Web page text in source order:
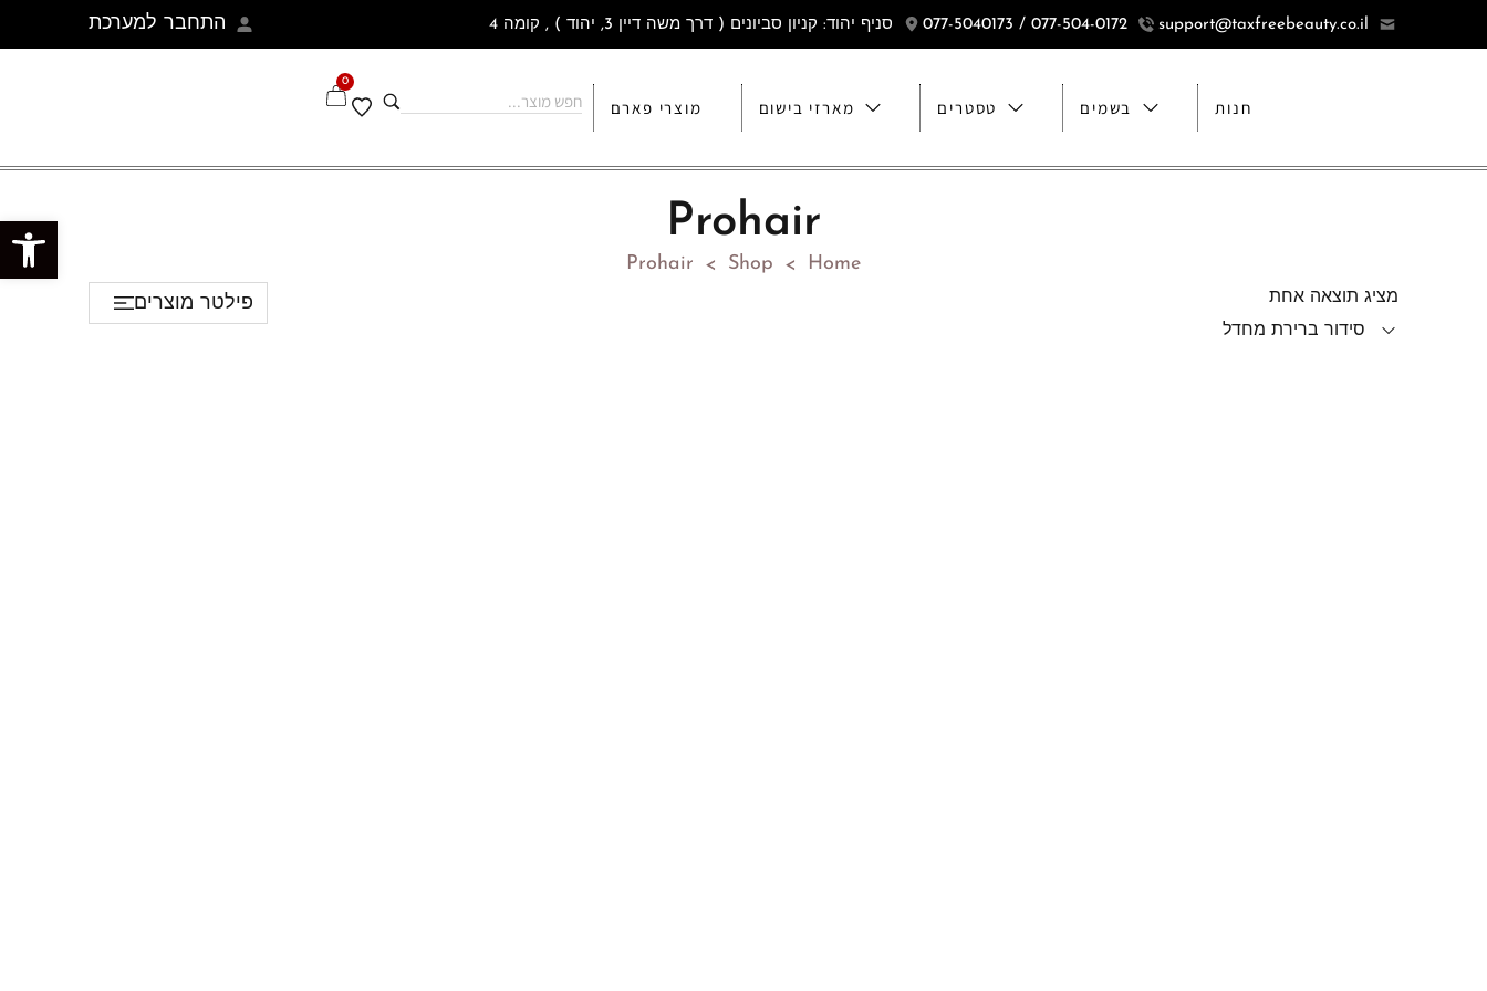
support@taxfreebeauty.co.il
077-504-0172 / 077-5040173 סניף יהוד: קניון סביונים ( דרך משה דיין 3, יהוד ) , קומה 4 התחבר למערכת
מוצרי פארם מארזי בישום טסטרים בשמים חנות
0
Prohair
Home
>
Shop
>
Prohair
מציג תוצאה אחת
סידור ברירת מחדל
פילטר מוצרים
פתח סרגל נגישות